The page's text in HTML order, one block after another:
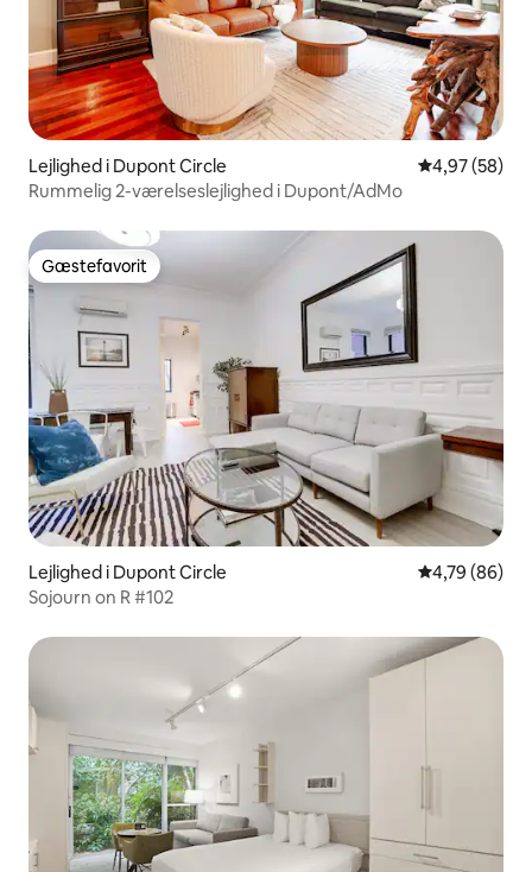
Lejlighed i Dupont Circle 4,97 ud af 5 i
4,97 (58)
Rummelig 2-værelseslejlighed i Dupont/AdMo
Gæstefavorit
Gæstefavorit
Lejlighed i Dupont Circle 4,79 ud af 5 i
4,79 (86)
Sojourn on R #102